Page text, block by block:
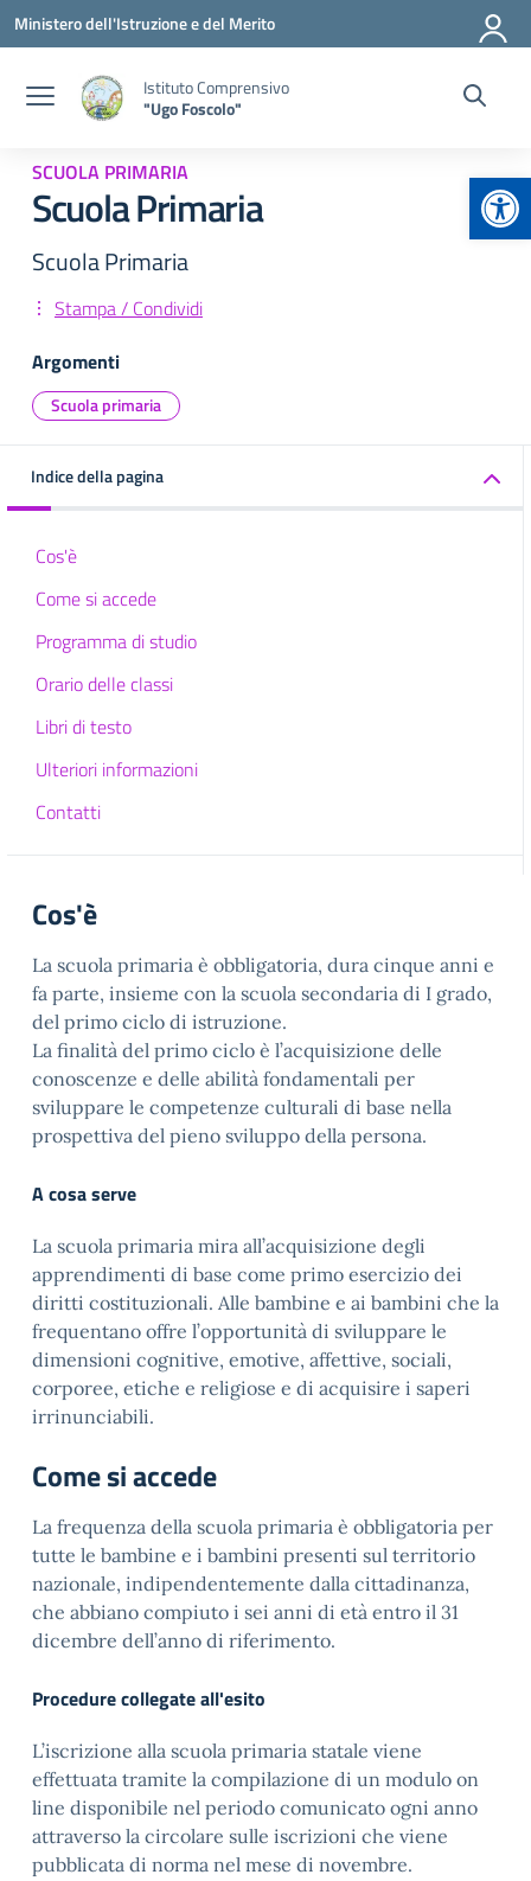
Vai ai contenuti
Vai al menu di navigazione
Vai al footer
Ministero dell'Istruzione e del Merito
Istituto Comprensivo
"Ugo Foscolo"
SCUOLA PRIMARIA
Scuola Primaria
Scuola Primaria
Stampa / Condividi
Argomenti
Scuola primaria
Indice della pagina
Cos'è
Come si accede
Programma di studio
Orario delle classi
Libri di testo
Ulteriori informazioni
Contatti
Cos'è
La scuola primaria è obbligatoria, dura cinque anni e
fa parte, insieme con la scuola secondaria di I grado,
del primo ciclo di istruzione.
La finalità del primo ciclo è l’acquisizione delle
conoscenze e delle abilità fondamentali per
sviluppare le competenze culturali di base nella
prospettiva del pieno sviluppo della persona.
A cosa serve
La scuola primaria mira all’acquisizione degli
apprendimenti di base come primo esercizio dei
diritti costituzionali. Alle bambine e ai bambini che la
frequentano offre l’opportunità di sviluppare le
dimensioni cognitive, emotive, affettive, sociali,
corporee, etiche e religiose e di acquisire i saperi
irrinunciabili.
Come si accede
La frequenza della scuola primaria è obbligatoria per
tutte le bambine e i bambini presenti sul territorio
nazionale, indipendentemente dalla cittadinanza,
che abbiano compiuto i sei anni di età entro il 31
dicembre dell’anno di riferimento.
Procedure collegate all'esito
L’iscrizione alla scuola primaria statale viene
effettuata tramite la compilazione di un modulo on
line disponibile nel periodo comunicato ogni anno
attraverso la circolare sulle iscrizioni che viene
pubblicata di norma nel mese di novembre.